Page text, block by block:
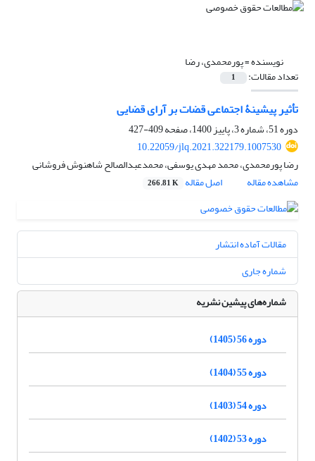
نویسنده =پورمحمدی، رضا
تعداد مقالات: 1
تأثیر پیشینۀ اجتماعی قضات بر آرای قضایی
دوره 51، شماره 3، پاییز 1400، صفحه
409-427
10.22059/jlq.2021.322179.1007530
رضا پورمحمدی، محمد مهدی یوسفی، محمدعبدالصالح شاهنوش فروشانی
مشاهده مقاله
اصل مقاله 266.81 K
مقالات آماده انتشار
شماره جاری
شماره‌های پیشین نشریه
دوره 56 (1405)
دوره 55 (1404)
دوره 54 (1403)
دوره 53 (1402)